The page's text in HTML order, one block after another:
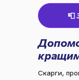
📮
Скарги,